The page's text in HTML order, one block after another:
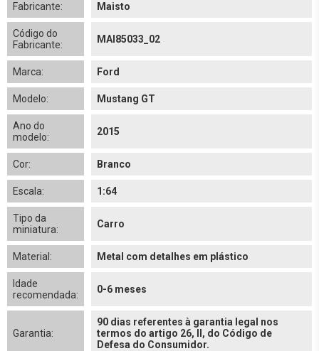
Fabricante: Maisto
Código do
Fabricante:
MAI85033_02
Marca: Ford
Modelo: Mustang GT
Ano do
modelo:
2015
Cor: Branco
Escala: 1:64
Tipo da
miniatura:
Carro
Material: Metal com detalhes em plástico
Idade
recomendada:
0-6 meses
Garantia:
90 dias referentes à garantia legal nos
termos do artigo 26, II, do Código de
Defesa do Consumidor.